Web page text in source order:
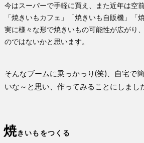
今はスーパーで手軽に買え、また近年は空
「焼きいもカフェ」「焼きいも自販機」「
実に様々な形で焼きいもの可能性が広がり
のではないかと思います。
そんなブームに乗っかっり(笑)、自宅で
いな～と思い、作ってみることにしまし
焼きいもをつくる